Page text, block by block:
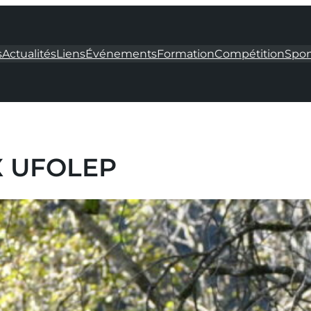
ActualitésLiensÉvénementsFormationCompétition
UFOLEP